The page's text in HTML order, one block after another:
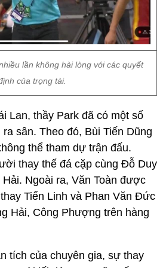
lần không hài lòng với các quyết
của trọng tài.
Lan, thầy Park đã có một số
sân. Theo đó, Bùi Tiến Dũng
thể tham dự trận đấu.
thay thế đá cặp cùng Đỗ Duy
Ngoài ra, Văn Toàn được
Tiến Linh và Phan Văn Đức
Hải, Công Phượng trên hàng
tích của chuyên gia, sự thay